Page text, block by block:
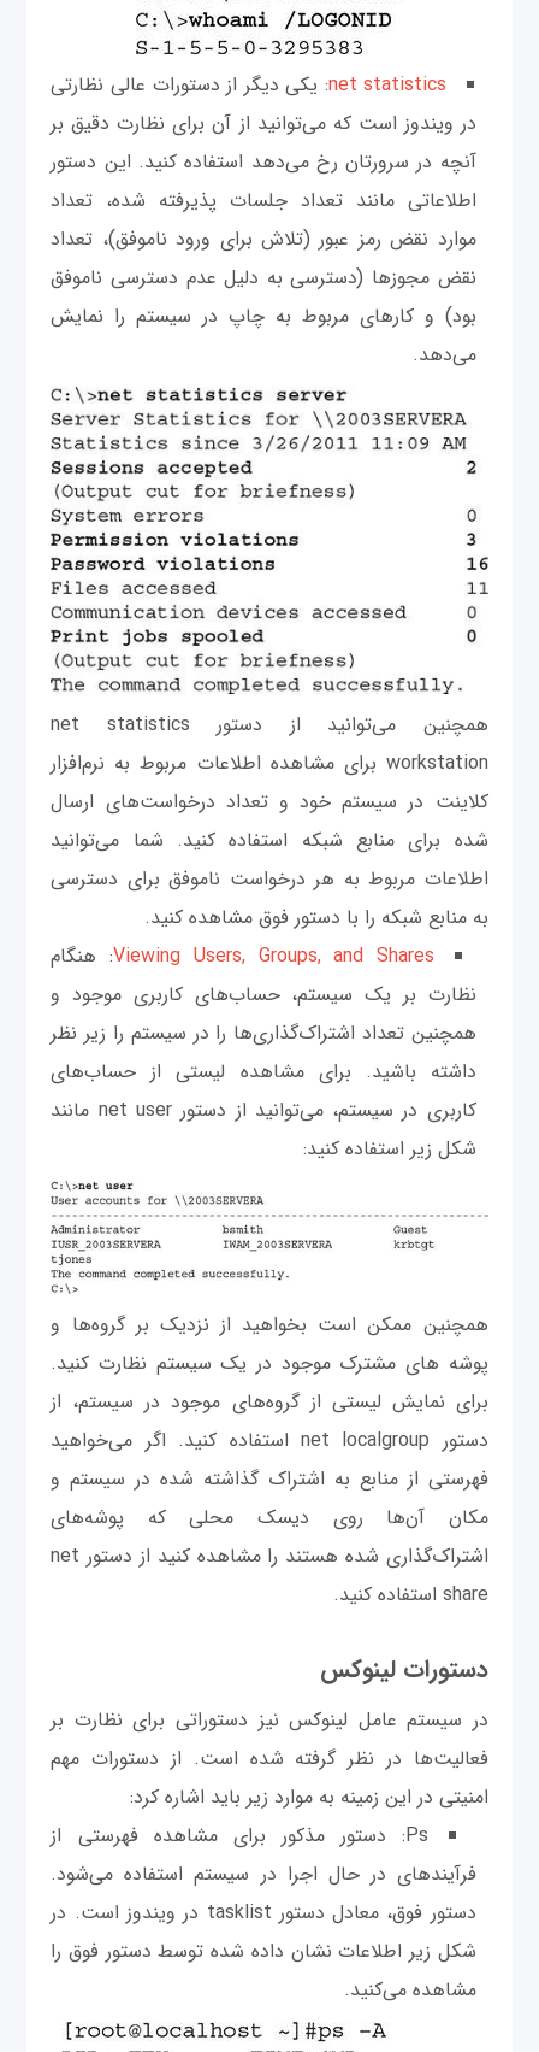
net statistics: یکی دیگر از دستورات عالی نظارتی
در ویندوز است که می‌توانید از آن برای نظارت دقیق بر
آنچه در سرورتان رخ می‌دهد استفاده کنید. این دستور
اطلاعاتی مانند تعداد جلسات پذیرفته شده، تعداد
موارد نقض رمز عبور (تلاش برای ورود ناموفق)، تعداد
نقض مجوزها (دسترسی به دلیل عدم دسترسی ناموفق
بود) و کارهای مربوط به چاپ در سیستم را نمایش
می‌دهد.
همچنین می‌توانید از دستور net statistics
workstation برای مشاهده اطلاعات مربوط به نرم‌افزار
کلاینت در سیستم خود و تعداد درخواست‌های ارسال
شده برای منابع شبکه استفاده کنید. شما می‌توانید
اطلاعات مربوط به هر درخواست ناموفق برای دسترسی
به منابع شبکه را با دستور فوق مشاهده کنید.
Viewing Users, Groups, and Shares: هنگام
نظارت بر یک سیستم، حساب‌های کاربری موجود و
همچنین تعداد اشتراک‌گذاری‌ها را در سیستم را زیر نظر
داشته باشید. برای مشاهده لیستی از حساب‌های
کاربری در سیستم، می‌توانید از دستور net user مانند
شکل زیر استفاده کنید:
همچنین ممکن است بخواهید از نزدیک بر گروه‌ها و
پوشه های مشترک موجود در یک سیستم نظارت کنید.
برای نمایش لیستی از گروه‌های موجود در سیستم، از
دستور net localgroup استفاده کنید. اگر می‌خواهید
فهرستی از منابع به اشتراک گذاشته شده در سیستم و
مکان آن‌ها روی دیسک محلی که پوشه‌های
اشتراک‌گذاری شده هستند را مشاهده کنید از دستور net
share استفاده کنید.
دستورات لینوکس
در سیستم‌ عامل لینوکس نیز دستوراتی برای نظارت بر
فعالیت‌ها در نظر گرفته شده است. از دستورات مهم
امنیتی در این زمینه به موارد زیر باید اشاره کرد:
Ps: دستور مذکور برای مشاهده فهرستی از
فرآیندهای در حال اجرا در سیستم استفاده می‌شود.
دستور فوق، معادل دستور tasklist در ویندوز است. در
شکل زیر اطلاعات نشان داده شده توسط دستور فوق را
مشاهده می‌کنید.